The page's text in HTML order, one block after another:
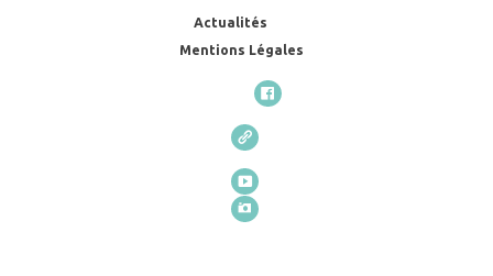
Actualités
Mentions Légales